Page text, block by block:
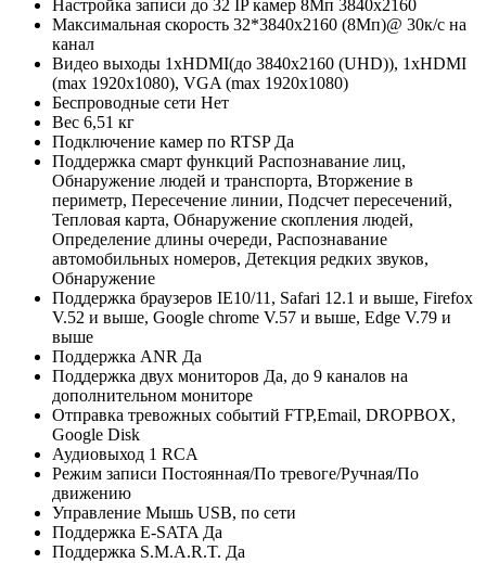
Настройка записи до 32 IP камер 8Мп 3840х2160
Максимальная скорость 32*3840x2160 (8Мп)@ 30к/с на
канал
Видео выходы 1xHDMI(до 3840х2160 (UHD)), 1xHDMI
(max 1920х1080), VGA (max 1920х1080)
Беспроводные сети Нет
Вес 6,51 кг
Подключение камер по RTSP Да
Поддержка смарт функций Распознавание лиц,
Обнаружение людей и транспорта, Вторжение в
периметр, Пересечение линии, Подсчет пересечений,
Тепловая карта, Обнаружение скопления людей,
Определение длины очереди, Распознавание
автомобильных номеров, Детекция редких звуков,
Обнаружение
Поддержка браузеров IE10/11, Safari 12.1 и выше, Firefox
V.52 и выше, Google chrome V.57 и выше, Edge V.79 и
выше
Поддержка ANR Да
Поддержка двух мониторов Да, до 9 каналов на
дополнительном мониторе
Отправка тревожных событий FTP,Email, DROPBOX,
Google Disk
Аудиовыход 1 RCA
Режим записи Постоянная/По тревоге/Ручная/По
движению
Управление Мышь USB, по сети
Поддержка E-SATA Да
Поддержка S.M.A.R.T. Да